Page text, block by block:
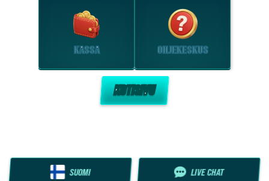
KASSA OHJEKESKUS
KOTISIVU
SUOMI LIVE CHAT